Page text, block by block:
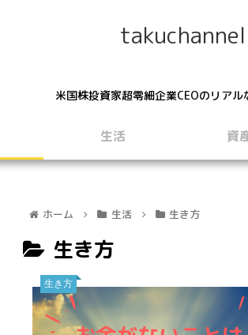
takuchannel
米国株投資家超零細企業CEOのリアル
生活 資
ホーム 生活 生き方
生き方
生き方